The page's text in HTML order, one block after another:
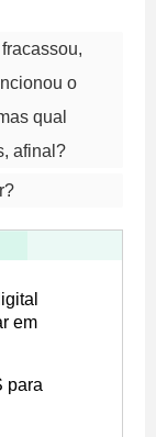
o
qual
afinal?
em
para